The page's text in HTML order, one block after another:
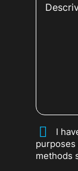
* I
methods